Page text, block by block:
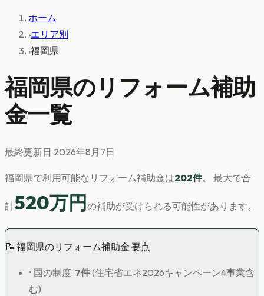
ホーム
›エリア別
›福岡県
福岡県のリフォーム補助
金一覧
最終更新日 2026年8月7日
福岡県で利用可能なリフォーム補助金は202件。 最大で合
計520万円 の補助が受けられる可能性があります。
📝 福岡県のリフォーム補助金 要点
• 国の制度: 7件(住宅省エネ2026キャンペーン4事業含
む)